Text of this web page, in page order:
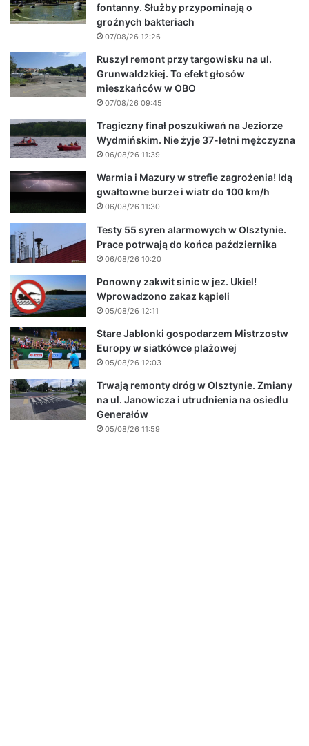
fontanny. Służby przypominają o
groźnych bakteriach
07/08/26 12:26
Ruszył remont przy targowisku na ul.
Grunwaldzkiej. To efekt głosów
mieszkańców w OBO
07/08/26 09:45
Tragiczny finał poszukiwań na Jeziorze
Wydmińskim. Nie żyje 37-letni mężczyzna
06/08/26 11:39
Warmia i Mazury w strefie zagrożenia! Idą
gwałtowne burze i wiatr do 100 km/h
06/08/26 11:30
Testy 55 syren alarmowych w Olsztynie.
Prace potrwają do końca października
06/08/26 10:20
Ponowny zakwit sinic w jez. Ukiel!
Wprowadzono zakaz kąpieli
05/08/26 12:11
Stare Jabłonki gospodarzem Mistrzostw
Europy w siatkówce plażowej
05/08/26 12:03
Trwają remonty dróg w Olsztynie. Zmiany
na ul. Janowicza i utrudnienia na osiedlu
Generałów
05/08/26 11:59